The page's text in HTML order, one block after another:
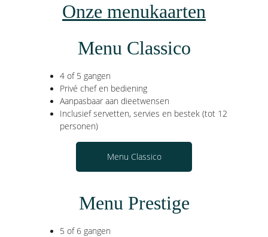
Menu Prestige
Menu Classico
Menu Classico
4 of 5 gangen
Privé chef en bediening
Aanpasbaar aan dieetwensen
Inclusief servetten, servies en bestek (tot 12
personen)
5 of 6 gangen
Onze menukaarten